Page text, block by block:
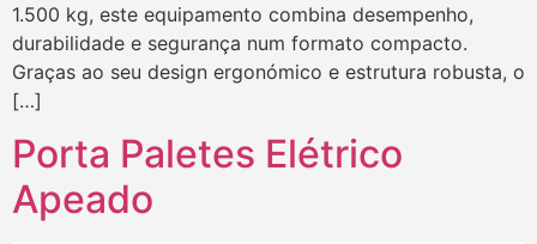
1.500 kg, este equipamento combina desempenho,
durabilidade e segurança num formato compacto.
Graças ao seu design ergonómico e estrutura robusta, o
[…]
Porta Paletes Elétrico
Apeado